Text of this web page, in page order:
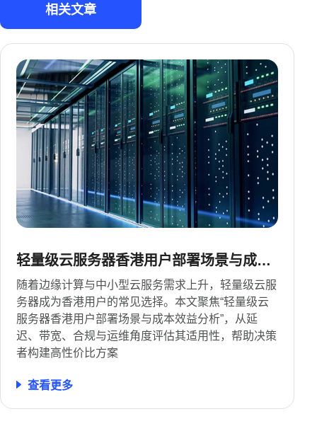
相关文章
轻量级云服务器香港用户部署场景与成本
效益分析
随着边缘计算与中小型云服务需求上升，轻量级云服
务器成为香港用户的常见选择。本文聚焦“轻量级云
服务器香港用户部署场景与成本效益分析”，从延
迟、带宽、合规与运维角度评估其适用性，帮助决策
者构建高性价比方案
查看更多